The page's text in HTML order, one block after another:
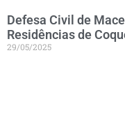
Defesa Civil de
Residências de
29/05/2025